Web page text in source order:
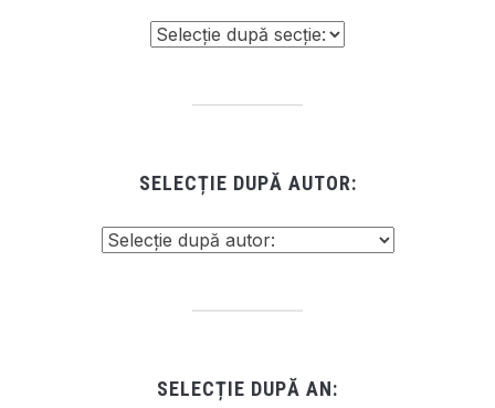
SELECȚIE DUPĂ AUTOR:
SELECȚIE DUPĂ AN: